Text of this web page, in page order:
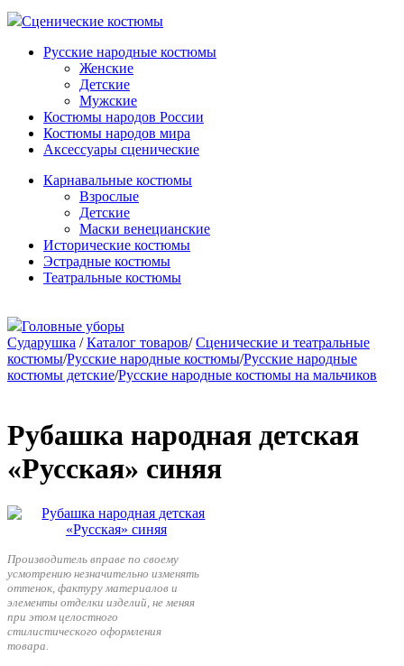
Сценические костюмы
Русские народные костюмы
Женские
Детские
Мужские
Костюмы народов России
Костюмы народов мира
Аксессуары сценические
Карнавальные костюмы
Взрослые
Детские
Маски венецианские
Исторические костюмы
Эстрадные костюмы
Театральные костюмы
Головные уборы
Сударушка / Каталог товаров/ Сценические и театральные
костюмы/Русские народные костюмы/Русские народные
костюмы детские/Русские народные костюмы на мальчиков
Рубашка народная детская
«Русская» синяя
Производитель вправе по своему
усмотрению незначительно изменять
оттенок, фактуру материалов и
элементы отделки изделий, не меняя
при этом целостного
стилистического оформления
товара.